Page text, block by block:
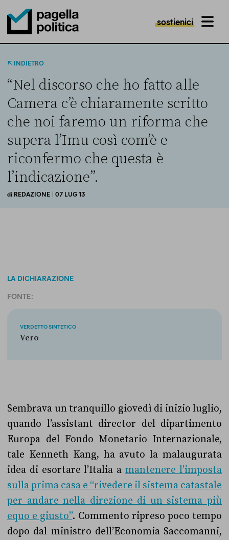
Pagella Politica Logo
sostienici MENU
INDIETRO
“Nel discorso che ho fatto alle
Camera c’è chiaramente scritto
che noi faremo un riforma che
supera l’Imu così com’è e
riconfermo che questa è
l’indicazione”.
di REDAZIONE | 07 LUG 13
LA DICHIARAZIONE
FONTE:
VERDETTO SINTETICO
Vero
Sembrava un tranquillo giovedì di inizio luglio,
quando l’assistant director del dipartimento
Europa del Fondo Monetario Internazionale,
tale Kenneth Kang, ha avuto la malaugurata
idea di esortare l’Italia amantenere l’imposta
sulla prima casa e “rivedere il sistema catastale
per andare nella direzione di un sistema più
equo e giusto”. Commento ripreso poco tempo
dopo dal ministro dell’Economia Saccomanni,